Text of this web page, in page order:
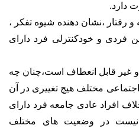
دارد.
و رفتار ،نشان دهنده شیوه تفکر ،
فردی و خودکنترلی فرد دارای
قابل انعطاف است،چنان چه
مختلف هیچ تغییری در آن
افراد عادی جامعه فرد دارای
نیست در وضعیت های مختلف